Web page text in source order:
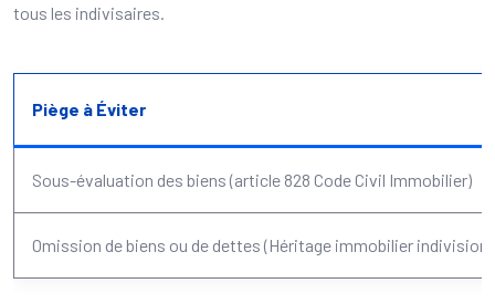
tous les indivisaires.
Piège à Éviter
Sous-évaluation des biens (article 828 Code Civil Immobilier)
Omission de biens ou de dettes (Héritage immobilier indivision)